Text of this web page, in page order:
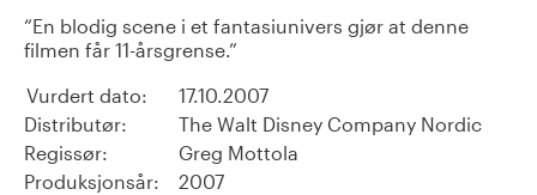
En blodig scene i et fantasiunivers gjør at denne
filmen får 11-årsgrense.
Vurdert dato:
17.10.2007
Distributør:
The Walt Disney Company Nordic
Regissør:
Greg Mottola
Produksjonsår:
2007